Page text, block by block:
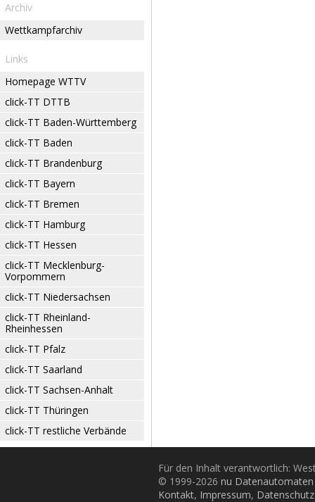
Archiv
Wettkampfarchiv
Links
Homepage WTTV
click-TT DTTB
click-TT Baden-Württemberg
click-TT Baden
click-TT Brandenburg
click-TT Bayern
click-TT Bremen
click-TT Hamburg
click-TT Hessen
click-TT Mecklenburg-
Vorpommern
click-TT Niedersachsen
click-TT Rheinland-
Rheinhessen
click-TT Pfalz
click-TT Saarland
click-TT Sachsen-Anhalt
click-TT Thüringen
click-TT restliche Verbände
Für den Inhalt verantwortlich:
© 1999-2026 nu
Kontakt, Impressum, Datenschutz